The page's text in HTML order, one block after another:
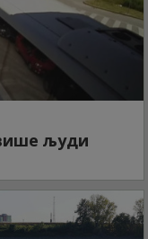
људи